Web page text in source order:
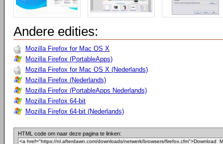
Andere edities:
Mozilla Firefox for Mac OS X
Mozilla Firefox (PortableApps)
Mozilla Firefox for Mac OS X (Nederlands)
Mozilla Firefox (Nederlands)
Mozilla Firefox (PortableApps Nederlands)
Mozilla Firefox 64-bit
Mozilla Firefox 64-bit (Nederlands)
HTML code om naar deze pagina te linken: